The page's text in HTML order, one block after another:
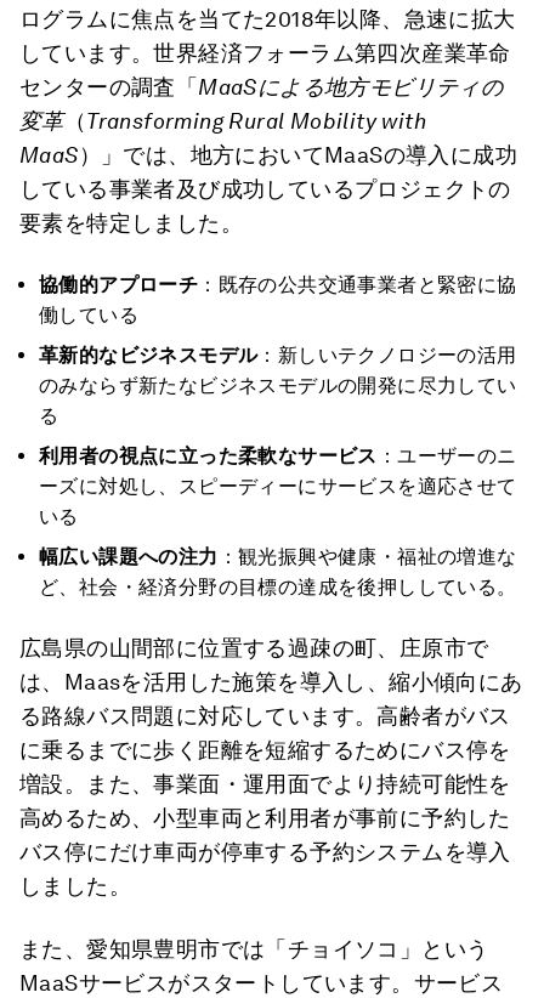
ログラムに焦点を当てた2018年以降、急速に拡大
しています。世界経済フォーラム第四次産業革命
センターの調査「 MaaSによる地方モビリティの
変革（Transforming Rural Mobility with
MaaS）」では、地方においてMaaSの導入に成功
している事業者及び成功しているプロジェクトの
要素を特定しました。
協働的アプローチ ：既存の公共交通事業者と緊密に協
働している
革新的なビジネスモデル：新しいテクノロジーの活用
のみならず新たなビジネスモデルの開発に尽力してい
る
利用者の視点に立った柔軟なサービス ：ユーザーのニ
ーズに対処し、スピーディーにサービスを適応させて
いる
幅広い課題への注力 ：観光振興や健康・福祉の増進な
ど、社会・経済分野の目標の達成を後押ししている。
広島県の山間部に位置する過疎の町、庄原市で
は、Maasを活用した施策を導入し、縮小傾向にあ
る路線バス問題に対応しています。高齢者がバス
に乗るまでに歩く距離を短縮するためにバス停を
増設。また、事業面・運用面でより持続可能性を
高めるため、小型車両と利用者が事前に予約した
バス停にだけ車両が停車する予約システムを導入
しました。
また、愛知県豊明市では「チョイソコ」という
MaaSサービスがスタートしています。サービス